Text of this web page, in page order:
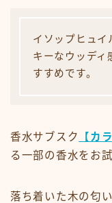
イソップヒュイ
キーなウッディ
すすめです。
香水サブスク 【カ
る一部の香水をお
落ち着いた木の匂